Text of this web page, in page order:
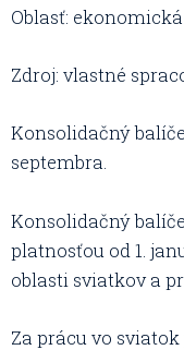
Oblasť:
Zdroj: vlastné
Konsolidačný
septembra.
Konsolidačný
platnosťou od 1.
oblasti sviatkov a
Za prácu vo